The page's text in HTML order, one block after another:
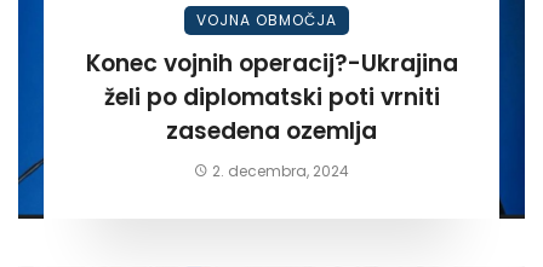
VOJNA OBMOČJA
Konec vojnih operacij?-Ukrajina
želi po diplomatski poti vrniti
zasedena ozemlja
2. decembra, 2024